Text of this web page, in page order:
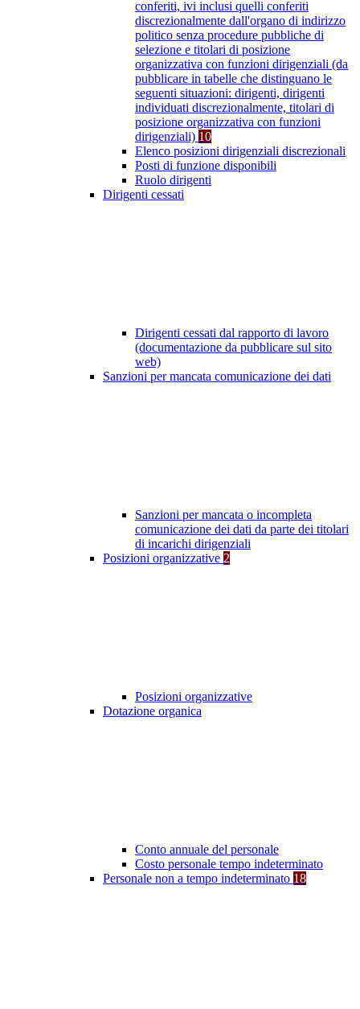
conferiti, ivi inclusi quelli conferiti
discrezionalmente dall'organo di indirizzo
politico senza procedure pubbliche di
selezione e titolari di posizione
organizzativa con funzioni dirigenziali (da
pubblicare in tabelle che distinguano le
seguenti situazioni: dirigenti, dirigenti
individuati discrezionalmente, titolari di
posizione organizzativa con funzioni
dirigenziali) 10
Elenco posizioni dirigenziali discrezionali
Posti di funzione disponibili
Ruolo dirigenti
Dirigenti cessati
Dirigenti cessati dal rapporto di lavoro
(documentazione da pubblicare sul sito
web)
Sanzioni per mancata comunicazione dei dati
Sanzioni per mancata o incompleta
comunicazione dei dati da parte dei titolari
di incarichi dirigenziali
Posizioni organizzative 2
Posizioni organizzative
Dotazione organica
Conto annuale del personale
Costo personale tempo indeterminato
Personale non a tempo indeterminato 18